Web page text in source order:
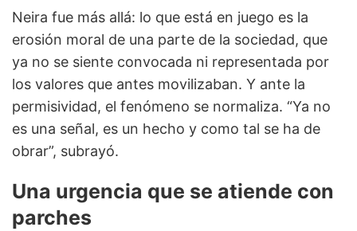
Neira fue más allá: lo que está en juego es la
erosión moral de una parte de la sociedad, que
ya no se siente convocada ni representada por
los valores que antes movilizaban. Y ante la
permisividad, el fenómeno se normaliza. “Ya no
es una señal, es un hecho y como tal se ha de
obrar”, subrayó.
Una urgencia que se atiende con
parches